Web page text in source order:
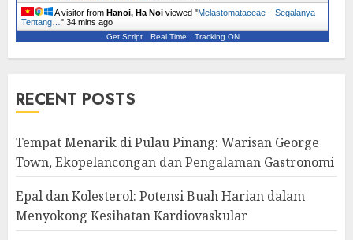
A visitor from Hanoi, Ha Noi viewed "Melastomataceae – Segalanya
Tentang… " 34 mins ago
Get Script Real Time Tracking ON
RECENT POSTS
Tempat Menarik di Pulau Pinang: Warisan George
Town, Ekopelancongan dan Pengalaman Gastronomi
Epal dan Kolesterol: Potensi Buah Harian dalam
Menyokong Kesihatan Kardiovaskular